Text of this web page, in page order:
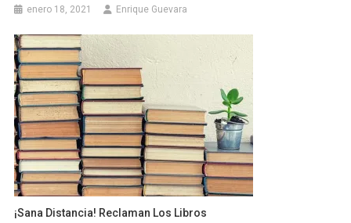
enero 18, 2021 Enrique Guevara
¡Sana Distancia! Reclaman Los Libros